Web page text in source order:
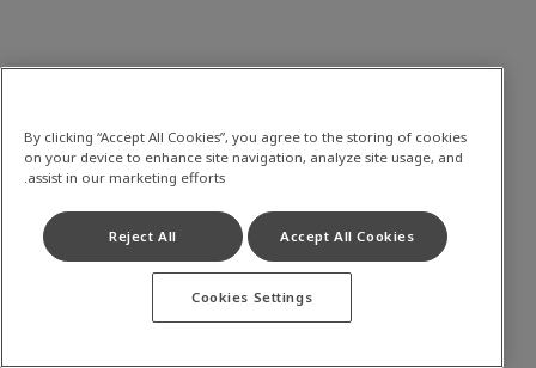
By clicking “Accept All Cookies”, you agree to the storing of cookies
on your device to enhance site navigation, analyze site usage, and
assist in our marketing efforts.
Accept All Cookies
Reject All
Cookies Settings